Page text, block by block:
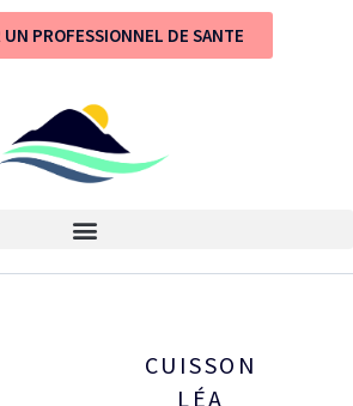
UN PROFESSIONNEL DE SANTE
CUISSON
LÉA